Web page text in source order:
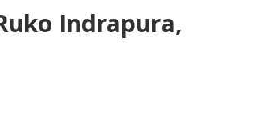
Indrapura,